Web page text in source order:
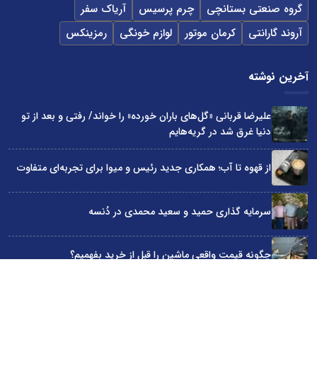
گروه صنعتی بستانچی
چرم پرسیس
آریاک سفر
آروند گارانتی
کرمان موتور لوازم خونگی رمزینکس
آخرین نوشته
علیرضا قربانی «گل‌های باران خورده» را خواند/ رفتی و بعد از تو
دنیا غرق شد در گریه‌هایم
از قهوه تا آب؛ همکاری جدید رئیس و میوا برای تجربه‌ای متفاوت
سرمایه گذاری حمید و سعید محمدی در دُنسه
چگونه قیمت واقعی ماشین را قبل از خرید بفهمیم؟